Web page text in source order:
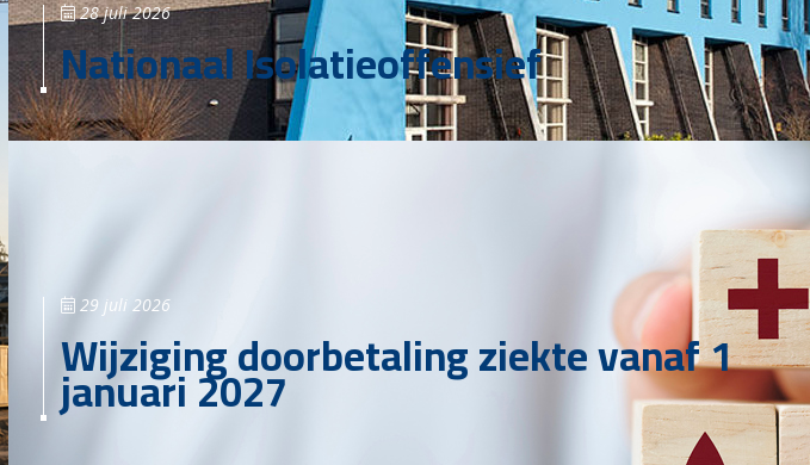
28 juli 2026
Nationaal Isolatieoffensief
29 juli 2026
Wijziging doorbetaling ziekte vanaf 1
januari 2027